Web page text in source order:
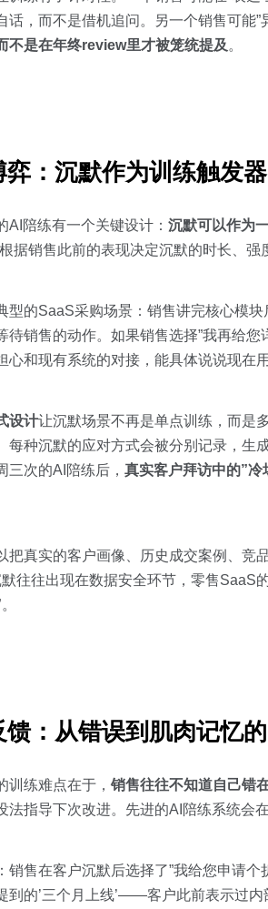
话，而不是借机追问。另一个销售可能”
不是在年终review里才被笼统提及 。
弈：沉默作为训练触发器
AI陪练有一个关键设计： 沉默可以作为
据销售此前的表现决定沉默的时长、强
型的SaaS采购场景：销售讲完核心模
待销售的动作。如果销售选择”我再给您
心和现有系统的对接，能具体说说现在
设计让沉默场景不再是单点训练，而是
每种沉默的应对方式会被分别记录，生
三次的AI陪练后， 真实客户拜访中的”
把真实的客户画像、历史成交案例、竞
往往出现在数据安全环节，零售SaaS
。
馈：从错误到肌肉记忆
训练难点在于， 销售往往不知道自己错
法指导下次改进。先进的AI陪练系统
销售在客户沉默后选择了”我给您申请
到的’三个月上线’——客户此前表示过